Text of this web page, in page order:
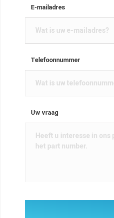
E-mailadres
Telefoonnummer
Uw vraag